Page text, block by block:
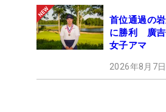
首位通過の
に勝利 廣吉
女子アマ
2026年8月7